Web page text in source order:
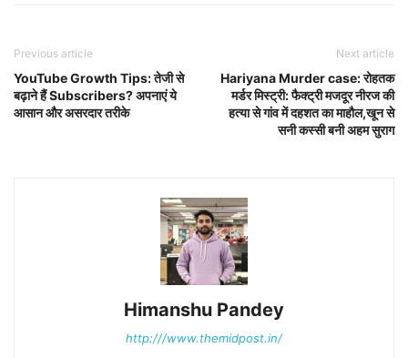
Previous article
YouTube Growth Tips: तेजी से
बढ़ाने हैं Subscribers? अपनाएं ये
आसान और असरदार तरीके
Next article
Hariyana Murder case: रोहतक
मर्डर मिस्ट्री: फैक्ट्री मजदूर नीरज की
हत्या से गांव में दहशत का माहौल,खून से
सनी कस्सी बनी अहम सुराग
Himanshu Pandey
http:///www.themidpost.in/